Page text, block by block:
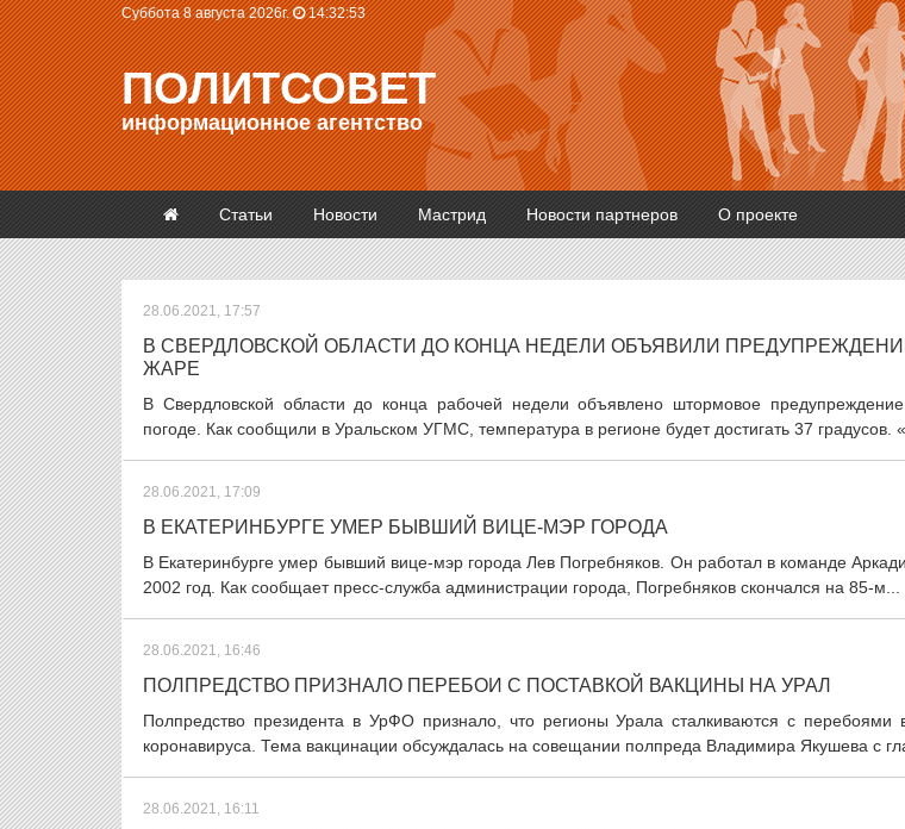
Суббота 8 августа 2026г. 14:32:54
ПОЛИТСОВЕТ
информационное агентство
Статьи Новости Мастрид Новости партнеров О проекте
28.06.2021, 17:57
В СВЕРДЛОВСКОЙ ОБЛАСТИ ДО КОНЦА НЕДЕЛИ ОБЪЯВИЛИ
ЖАРЕ
В Свердловской области до конца рабочей недели объявлено штормовое
погоде. Как сообщили в Уральском УГМС, температура в регионе будет достигать 37 градусов.
28.06.2021, 17:09
В ЕКАТЕРИНБУРГЕ УМЕР БЫВШИЙ ВИЦЕ-МЭР ГОРОДА
В Екатеринбурге умер бывший вице-мэр города Лев Погребняков. Он работал в команде
2002 год. Как сообщает пресс-служба администрации города, Погребняков скончался на 85-м...
28.06.2021, 16:46
ПОЛПРЕДСТВО ПРИЗНАЛО ПЕРЕБОИ С ПОСТАВКОЙ ВАКЦИНЫ НА УРАЛ
Полпредство президента в УрФО признало, что регионы Урала сталкиваются с перебоями
коронавируса. Тема вакцинации обсуждалась на совещании полпреда Владимира Якушева с
28.06.2021, 16:11